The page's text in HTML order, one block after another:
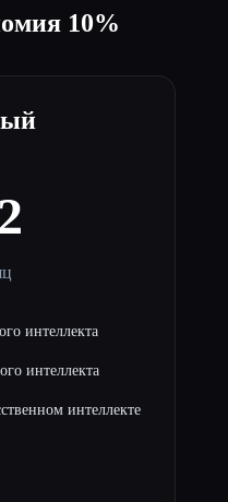
10%
интеллекта
интеллекта
интеллекте